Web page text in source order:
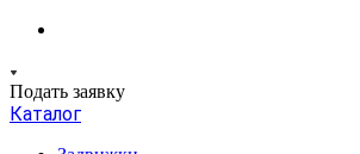
Подать заявку
Каталог